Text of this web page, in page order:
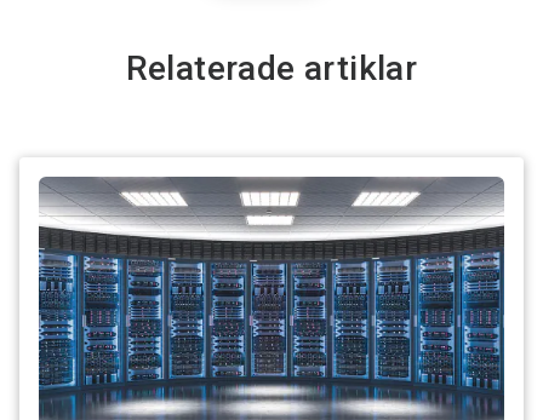
Relaterade artiklar